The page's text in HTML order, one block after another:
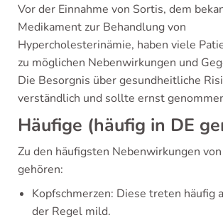
Vor der Einnahme von Sortis, dem
Medikament zur Behandlung von
Hypercholesterinämie, haben viele
zu möglichen Nebenwirkungen und
Die Besorgnis über gesundheitliche
verständlich und sollte ernst
Häufige (häufig in DE
Zu den häufigsten Nebenwirkungen
gehören:
Kopfschmerzen: Diese treten häufig
der Regel mild.